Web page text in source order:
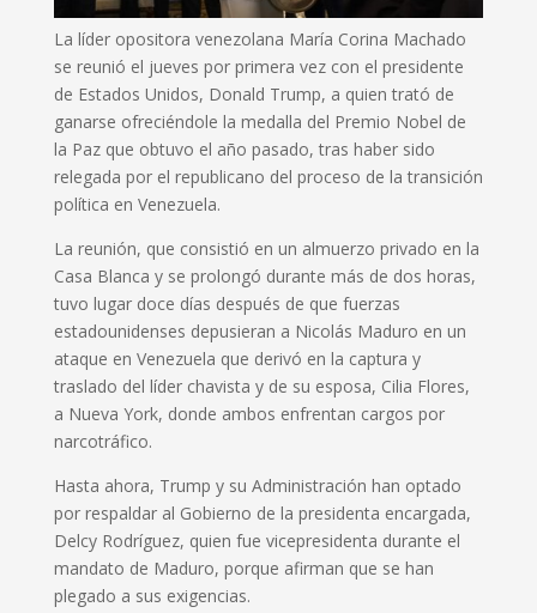
La líder opositora venezolana María Corina Machado
se reunió el jueves por primera vez con el presidente
de Estados Unidos, Donald Trump, a quien trató de
ganarse ofreciéndole la medalla del Premio Nobel de
la Paz que obtuvo el año pasado, tras haber sido
relegada por el republicano del proceso de la transición
política en Venezuela.
La reunión, que consistió en un almuerzo privado en la
Casa Blanca y se prolongó durante más de dos horas,
tuvo lugar doce días después de que fuerzas
estadounidenses depusieran a Nicolás Maduro en un
ataque en Venezuela que derivó en la captura y
traslado del líder chavista y de su esposa, Cilia Flores,
a Nueva York, donde ambos enfrentan cargos por
narcotráfico.
Hasta ahora, Trump y su Administración han optado
por respaldar al Gobierno de la presidenta encargada,
Delcy Rodríguez, quien fue vicepresidenta durante el
mandato de Maduro, porque afirman que se han
plegado a sus exigencias.